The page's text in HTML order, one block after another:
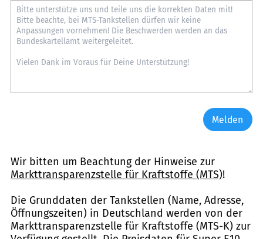
Melden
Wir bitten um Beachtung der Hinweise zur
Markttransparenzstelle für Kraftstoffe (MTS)!
Die Grunddaten der Tankstellen (Name, Adresse,
Öffnungszeiten) in Deutschland werden von der
Markttransparenzstelle für Kraftstoffe (MTS-K) zur